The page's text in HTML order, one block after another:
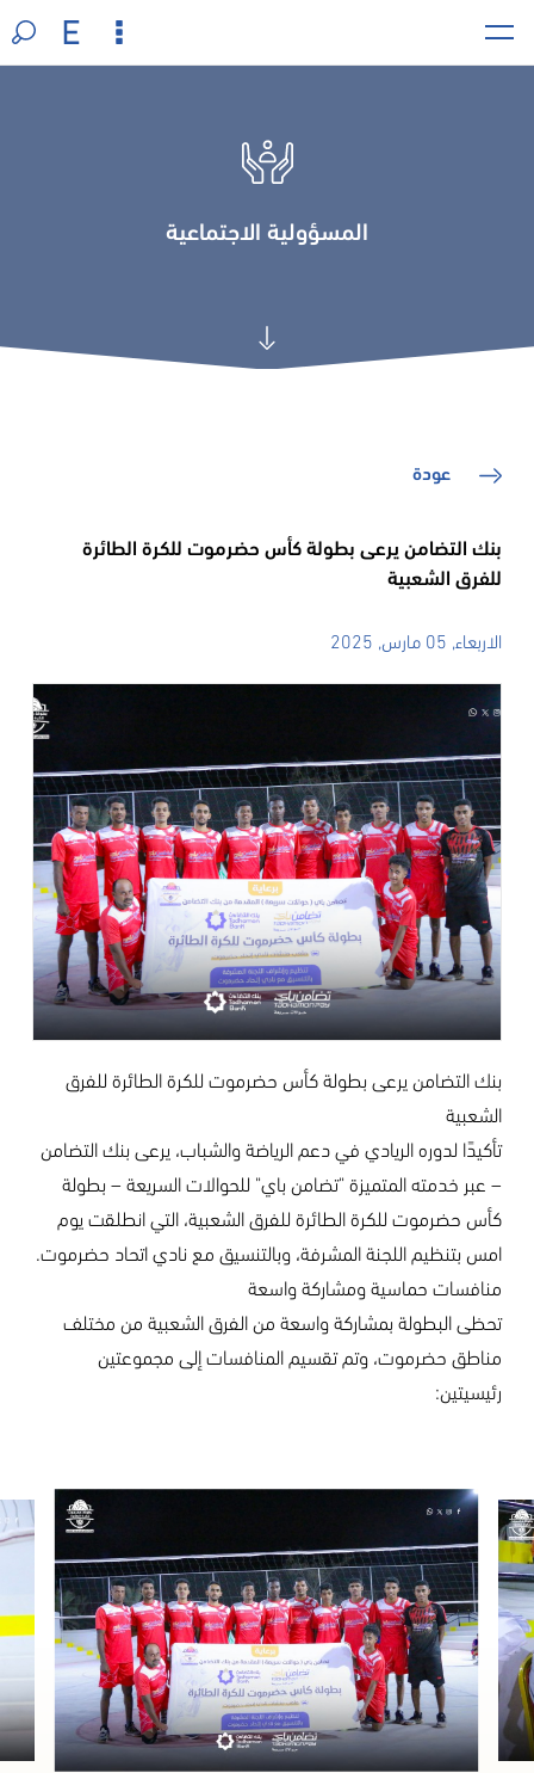
المسؤولية الاجتماعية
عودة
بنك التضامن يرعى بطولة كأس حضرموت للكرة الطائرة
للفرق الشعبية
الاربعاء, 05 مارس, 2025
بنك التضامن يرعى بطولة كأس حضرموت للكرة الطائرة للفرق
الشعبية
تأكيدًا لدوره الريادي في دعم الرياضة والشباب، يرعى بنك التضامن
– عبر خدمته المتميزة "تضامن باي" للحوالات السريعة – بطولة
كأس حضرموت للكرة الطائرة للفرق الشعبية، التي انطلقت يوم
امس بتنظيم اللجنة المشرفة، وبالتنسيق مع نادي اتحاد حضرموت.
منافسات حماسية ومشاركة واسعة
تحظى البطولة بمشاركة واسعة من الفرق الشعبية من مختلف
مناطق حضرموت، وتم تقسيم المنافسات إلى مجموعتين
رئيسيتين: